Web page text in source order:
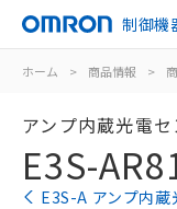
制御機
ホーム > 商品情報 >
アンプ内蔵光電セ
E3S-
E3S-A アンプ内